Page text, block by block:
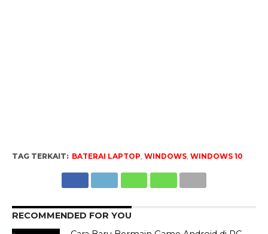
TAG TERKAIT: BATERAI LAPTOP WINDOWS, WINDOWS 10
RECOMMENDED FOR YOU